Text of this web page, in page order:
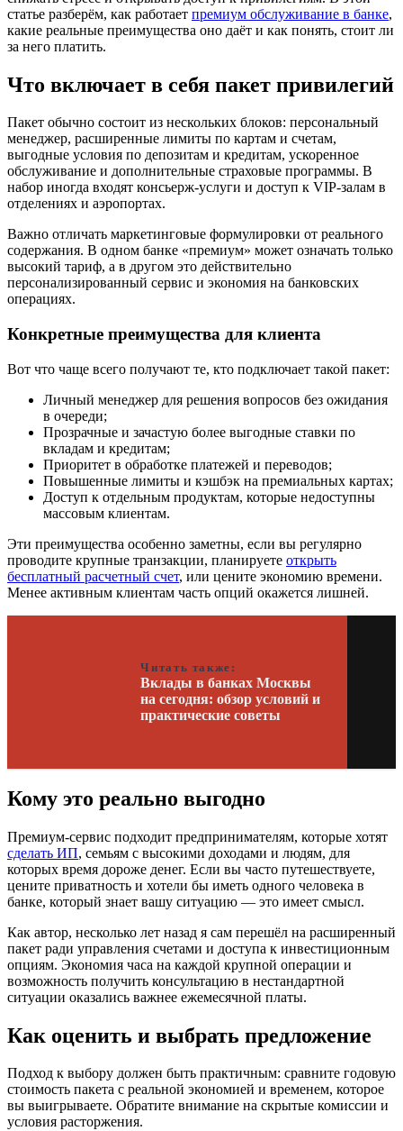
статье разберём, как работает премиум обслуживание в банке,
какие реальные преимущества оно даёт и как понять, стоит ли
за него платить.
Что включает в себя пакет привилегий
Пакет обычно состоит из нескольких блоков: персональный
менеджер, расширенные лимиты по картам и счетам,
выгодные условия по депозитам и кредитам, ускоренное
обслуживание и дополнительные страховые программы. В
набор иногда входят консьерж‑услуги и доступ к VIP‑залам в
отделениях и аэропортах.
Важно отличать маркетинговые формулировки от реального
содержания. В одном банке «премиум» может означать только
высокий тариф, а в другом это действительно
персонализированный сервис и экономия на банковских
операциях.
Конкретные преимущества для клиента
Вот что чаще всего получают те, кто подключает такой пакет:
Личный менеджер для решения вопросов без ожидания
в очереди;
Прозрачные и зачастую более выгодные ставки по
вкладам и кредитам;
Приоритет в обработке платежей и переводов;
Повышенные лимиты и кэшбэк на премиальных картах;
Доступ к отдельным продуктам, которые недоступны
массовым клиентам.
Эти преимущества особенно заметны, если вы регулярно
проводите крупные транзакции, планируете открыть
бесплатный расчетный счет, или цените экономию времени.
Менее активным клиентам часть опций окажется лишней.
Читать также:
Вклады в банках Москвы
на сегодня: обзор условий и
практические советы
Кому это реально выгодно
Премиум‑сервис подходит предпринимателям, которые хотят
сделать ИП, семьям с высокими доходами и людям, для
которых время дороже денег. Если вы часто путешествуете,
цените приватность и хотели бы иметь одного человека в
банке, который знает вашу ситуацию — это имеет смысл.
Как автор, несколько лет назад я сам перешёл на расширенный
пакет ради управления счетами и доступа к инвестиционным
опциям. Экономия часа на каждой крупной операции и
возможность получить консультацию в нестандартной
ситуации оказались важнее ежемесячной платы.
Как оценить и выбрать предложение
Подход к выбору должен быть практичным: сравните годовую
стоимость пакета с реальной экономией и временем, которое
вы выигрываете. Обратите внимание на скрытые комиссии и
условия расторжения.